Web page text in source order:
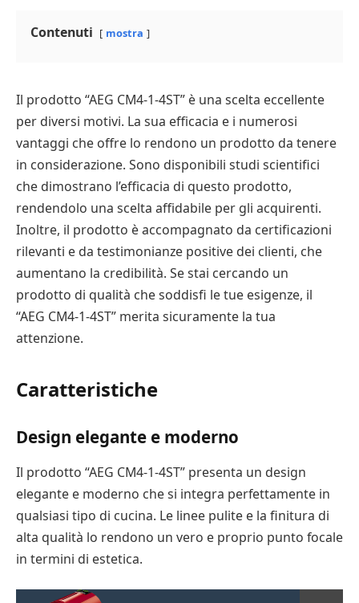
Contenuti mostra
Il prodotto “AEG CM4-1-4ST” è una scelta eccellente
per diversi motivi. La sua efficacia e i numerosi
vantaggi che offre lo rendono un prodotto da tenere
in considerazione. Sono disponibili studi scientifici
che dimostrano l’efficacia di questo prodotto,
rendendolo una scelta affidabile per gli acquirenti.
Inoltre, il prodotto è accompagnato da certificazioni
rilevanti e da testimonianze positive dei clienti, che
aumentano la credibilità. Se stai cercando un
prodotto di qualità che soddisfi le tue esigenze, il
“AEG CM4-1-4ST” merita sicuramente la tua
attenzione.
Caratteristiche
Design elegante e moderno
Il prodotto “AEG CM4-1-4ST” presenta un design
elegante e moderno che si integra perfettamente in
qualsiasi tipo di cucina. Le linee pulite e la finitura di
alta qualità lo rendono un vero e proprio punto focale
in termini di estetica.